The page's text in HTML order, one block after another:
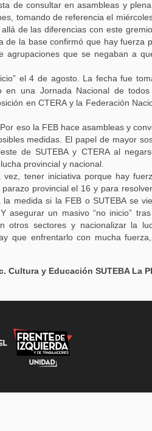
de consultar en asambleas y
tomando de referencia el
de las diferencias con este
de la base confirmó que hay fuerza
agrupaciones que se negaban a
el 4 de agosto. La fecha fue
en una Jornada Nacional de
en CTERA y la Federación
eso la FEB hace asambleas y
medidas. El papel de mayor
de SUTEBA y CTERA al
provincial y nacional.
tener iniciativa porque hay
provincial el 16 y para
la medida si la FEB o SUTEBA se
asegurar un masivo “no inicio”
otros sectores y nacionalizar la
que enfrentarlo con mucha
Cultura y Educación SUTEBA La